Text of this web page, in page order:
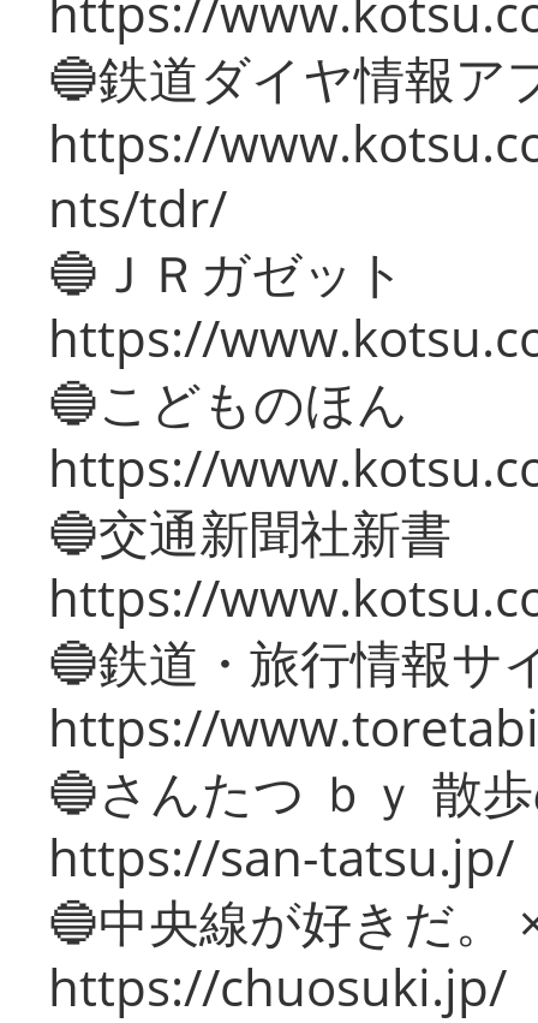
🔵鉄道ダイヤ情報ア
https://
nts/tdr/
🔵ＪＲガゼット
https://
🔵こどものほん
https://
🔵交通新聞社新書
https://
🔵鉄道・旅行情報サ
https://
🔵さんたつ ｂｙ 散
https://san-tatsu.jp/
🔵中央線が好きだ。
https://chuosuki.jp/